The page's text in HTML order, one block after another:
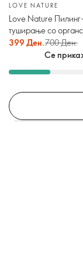
LOVE NATURE
Love Nature
туширање со
малина
399 Ден.700 Ден.
Се